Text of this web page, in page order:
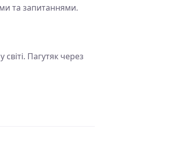
та запитаннями.
Пагутяк через